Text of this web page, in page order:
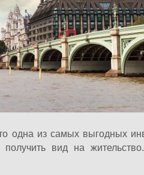
одна из самых выгодных
вид на